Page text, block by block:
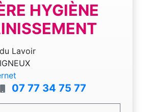
HYGIÈNE
Lavoir
07 77 34 75 77